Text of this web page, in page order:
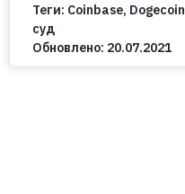
Теги: Coinbase, Dogecoin
суд
Обновлено: 20.07.2021